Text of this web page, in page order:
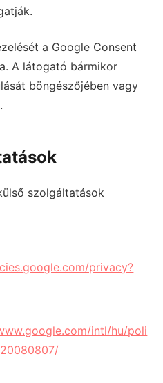
a Google Consent
A látogató bármikor
böngészőjében vagy
szolgáltatások
privacy?
intl/hu/poli